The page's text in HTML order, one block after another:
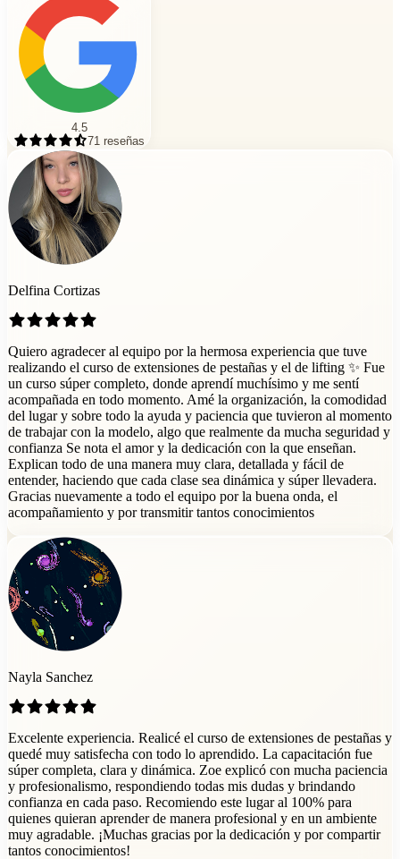
4.5
71 reseñas
Delfina Cortizas
Quiero agradecer al equipo por la hermosa experiencia que tuve
realizando el curso de extensiones de pestañas y el de lifting ✨ Fue
un curso súper completo, donde aprendí muchísimo y me sentí
acompañada en todo momento. Amé la organización, la comodidad
del lugar y sobre todo la ayuda y paciencia que tuvieron al momento
de trabajar con la modelo, algo que realmente da mucha seguridad y
confianza Se nota el amor y la dedicación con la que enseñan.
Explican todo de una manera muy clara, detallada y fácil de
entender, haciendo que cada clase sea dinámica y súper llevadera.
Gracias nuevamente a todo el equipo por la buena onda, el
acompañamiento y por transmitir tantos conocimientos
Nayla Sanchez
Excelente experiencia. Realicé el curso de extensiones de pestañas y
quedé muy satisfecha con todo lo aprendido. La capacitación fue
súper completa, clara y dinámica. Zoe explicó con mucha paciencia
y profesionalismo, respondiendo todas mis dudas y brindando
confianza en cada paso. Recomiendo este lugar al 100% para
quienes quieran aprender de manera profesional y en un ambiente
muy agradable. ¡Muchas gracias por la dedicación y por compartir
tantos conocimientos!